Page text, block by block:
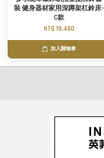
裝 健身器材家用深蹲架杠鈴床-
C款
NT$ 19,480
加入購物車